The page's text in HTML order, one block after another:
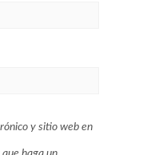
y sitio web en